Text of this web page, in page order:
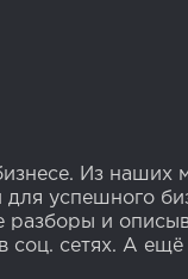
Из наших
успешного
разборы и
соц. сетях. А ещё